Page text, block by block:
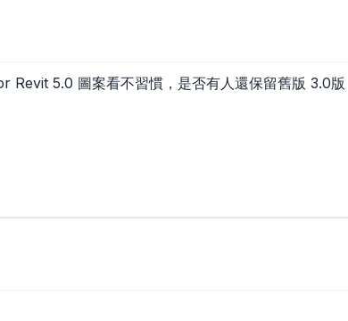
5.0 圖案看不習慣，是否有人還保留舊版 3.0版